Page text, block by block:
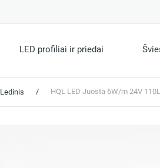
LED profiliai ir priedai
Ledinis / HQL LED Juosta 6W/m 24V